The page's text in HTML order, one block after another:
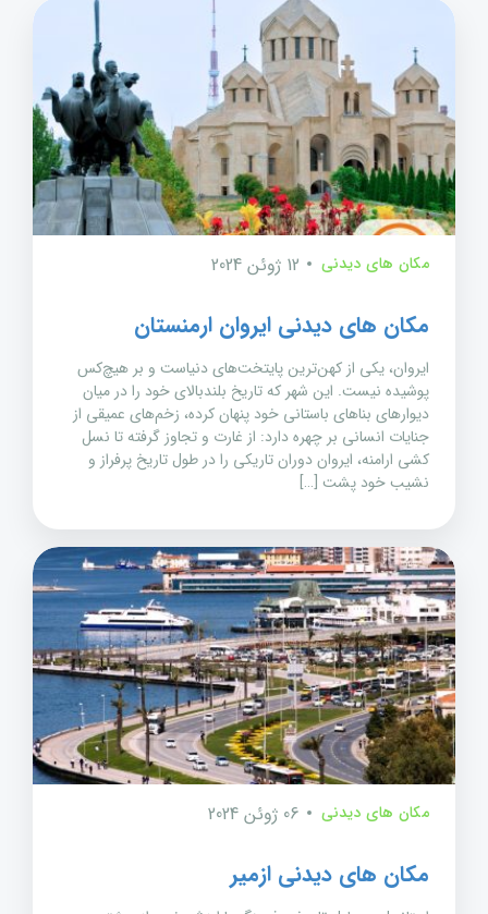
مکان های دیدنی 12 ژوئن 2024
مکان های دیدنی ایروان ارمنستان
ایروان، یکی از کهن‌ترین پایتخت‌های دنیاست و بر هیچ‌کس
پوشیده نیست. این شهر که تاریخ بلندبالای خود را در میان
دیوارهای بناهای باستانی خود پنهان کرده، زخم‌های عمیقی از
جنایات انسانی بر چهره دارد: از غارت و تجاوز گرفته تا نسل
کشی ارامنه، ایروان دوران تاریکی را در طول تاریخ پرفراز و
نشیب خود پشت […]
مکان های دیدنی 06 ژوئن 2024
مکان های دیدنی ازمیر